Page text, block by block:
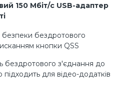
150 Мбіт/с USB-адаптер
бездротового
кнопки QSS
бездротового з'єднання до
для відео-додатків